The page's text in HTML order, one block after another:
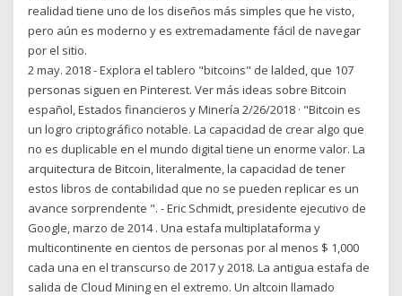
realidad tiene uno de los diseños más simples que he visto,
pero aún es moderno y es extremadamente fácil de navegar
por el sitio.
2 may. 2018 - Explora el tablero "bitcoins" de lalded, que 107
personas siguen en Pinterest. Ver más ideas sobre Bitcoin
español, Estados financieros y Minería 2/26/2018 · "Bitcoin es
un logro criptográfico notable. La capacidad de crear algo que
no es duplicable en el mundo digital tiene un enorme valor. La
arquitectura de Bitcoin, literalmente, la capacidad de tener
estos libros de contabilidad que no se pueden replicar es un
avance sorprendente ". - Eric Schmidt, presidente ejecutivo de
Google, marzo de 2014 . Una estafa multiplataforma y
multicontinente en cientos de personas por al menos $ 1,000
cada una en el transcurso de 2017 y 2018. La antigua estafa de
salida de Cloud Mining en el extremo. Un altcoin llamado